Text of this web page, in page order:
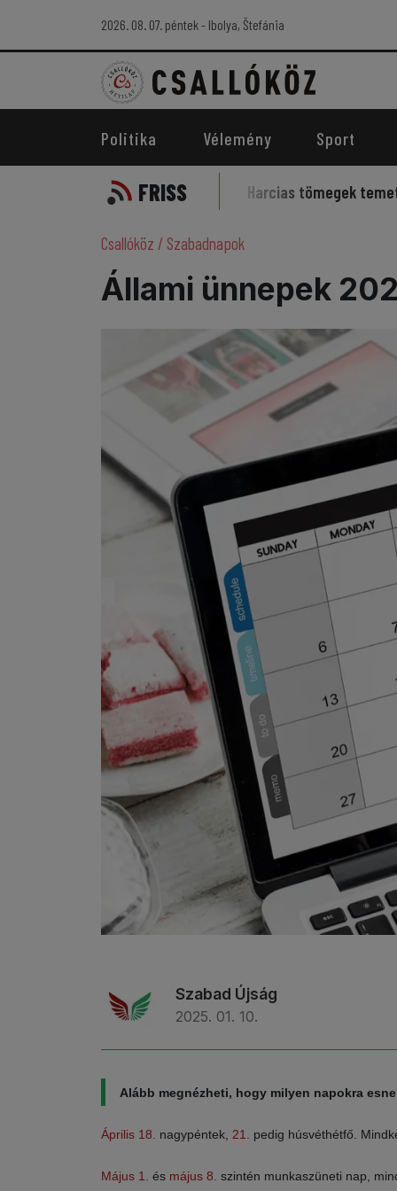
2026. 08. 07. péntek - Ibolya, Štefánia
Politika Vélemény Sport
FRISS
szelleme kísérti a sportot Harcias tömegek temették
Csallóköz / Szabadnapok
Állami ünnepek
Szabad Újság
2025. 01. 10.
Alább megnézheti, hogy milyen napokra
Április 18. nagypéntek, 21. pedig húsvéthétfő.
Május 1. és május 8. szintén munkaszüneti nap,